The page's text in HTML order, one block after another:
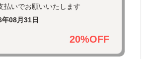
払いでお願いいたします
08月31日
20%OFF